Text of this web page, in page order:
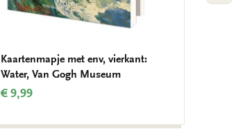
Kaartenmapje met env, vierkant:
Water, Van Gogh Museum
€ 9,99